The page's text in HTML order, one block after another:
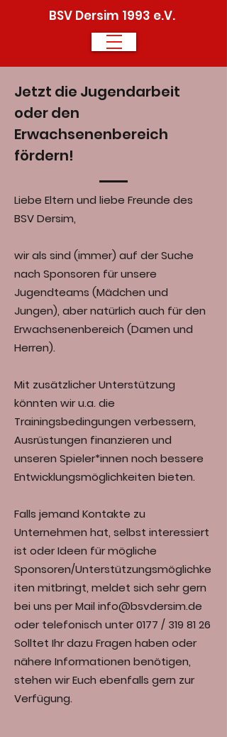
BSV Dersim 1993 e.V.
Jetzt die Jugendarbeit
oder den
Erwachsenenbereich
fördern!
Liebe Eltern und liebe Freunde des
BSV Dersim,
wir als sind (immer) auf der Suche
nach Sponsoren für unsere
Jugendteams (Mädchen und
Jungen), aber natürlich auch für den
Erwachsenenbereich (Damen und
Herren).
Mit zusätzlicher Unterstützung
könnten wir u.a. die
Trainingsbedingungen verbessern,
Ausrüstungen finanzieren und
unseren Spieler*innen noch bessere
Entwicklungsmöglichkeiten bieten.
Falls jemand Kontakte zu
Unternehmen hat, selbst interessiert
ist oder Ideen für mögliche
Sponsoren/Unterstützungsmöglichke
iten mitbringt, meldet sich sehr gern
bei uns per Mail info@bsvdersim.de
oder telefonisch unter 0177 / 319 81 26
Solltet Ihr dazu Fragen haben oder
nähere Informationen benötigen,
stehen wir Euch ebenfalls gern zur
Verfügung.